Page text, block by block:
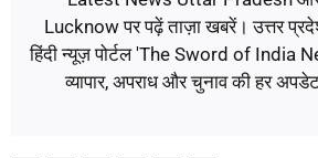
Lucknow पर पढ़ें ताज़ा खबरें। उत्तर
हिंदी न्यूज़ पोर्टल 'The Sword of India
व्यापार, अपराध और चुनाव की हर